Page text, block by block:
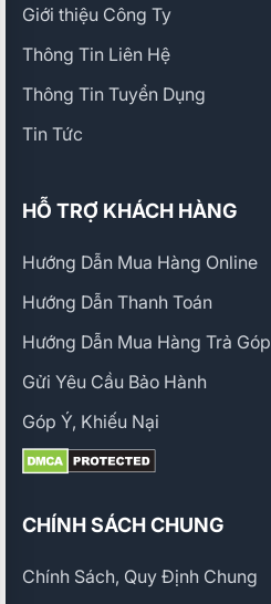
Giới thiệu Công Ty
Thông Tin Liên Hệ
Thông Tin Tuyển Dụng
Tin Tức
HỖ TRỢ KHÁCH HÀNG
Hướng Dẫn Mua Hàng Online
Hướng Dẫn Thanh Toán
Hướng Dẫn Mua Hàng Trả Góp
Gửi Yêu Cầu Bảo Hành
Góp Ý, Khiếu Nại
CHÍNH SÁCH CHUNG
Chính Sách, Quy Định Chung